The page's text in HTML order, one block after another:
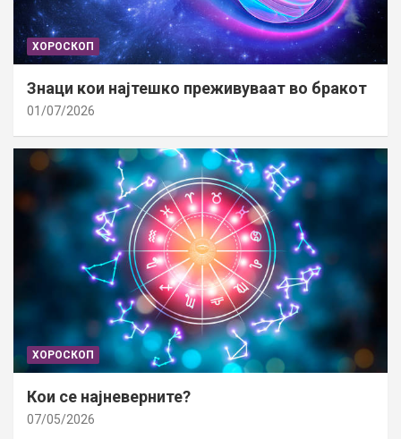
ХОРОСКОП
Знаци кои најтешко преживуваат во бракот
01/07/2026
ХОРОСКОП
Кои се најневерните?
07/05/2026